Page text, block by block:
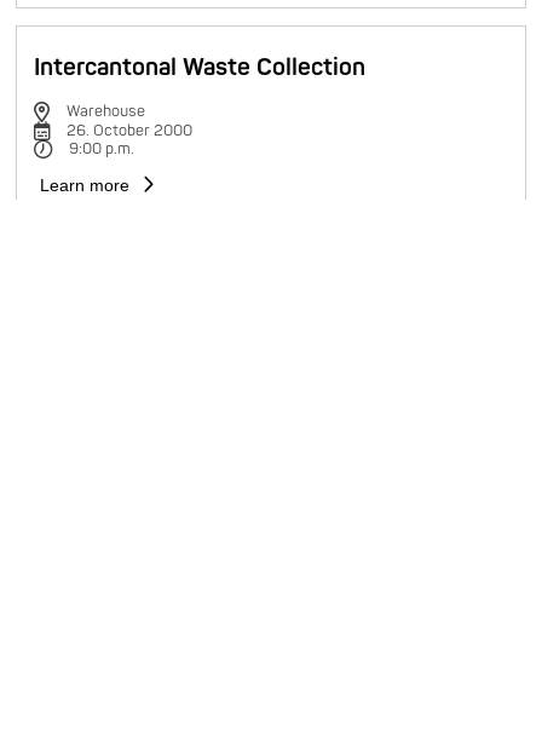
Intercantonal Waste Collection
Warehouse
26. October 2000
9:00 p.m.
Learn more